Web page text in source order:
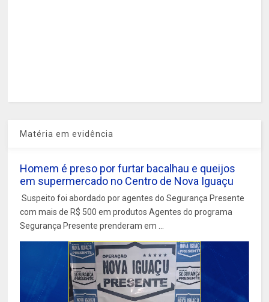
Matéria em evidência
Homem é preso por furtar bacalhau e queijos
em supermercado no Centro de Nova Iguaçu
Suspeito foi abordado por agentes do Segurança Presente
com mais de R$ 500 em produtos Agentes do programa
Segurança Presente prenderam em ...